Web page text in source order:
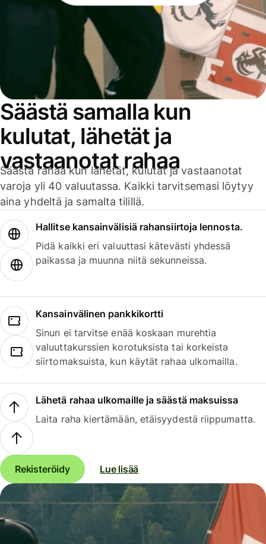
Säästä samalla kun
kulutat, lähetät ja
vastaanotat rahaa
Säästä rahaa kun lähetät, kulutat ja vastaanotat
varoja yli 40 valuutassa. Kaikki tarvitsemasi löytyy
aina yhdeltä ja samalta tilillä.
Hallitse kansainvälisiä rahansiirtoja lennosta.
Pidä kaikki eri valuuttasi kätevästi yhdessä
paikassa ja muunna niitä sekunneissa.
Kansainvälinen pankkikortti
Sinun ei tarvitse enää koskaan murehtia
valuuttakurssien korotuksista tai korkeista
siirtomaksuista, kun käytät rahaa ulkomailla.
Lähetä rahaa ulkomaille ja säästä maksuissa
Laita raha kiertämään, etäisyydestä riippumatta.
Rekisteröidy Lue lisää